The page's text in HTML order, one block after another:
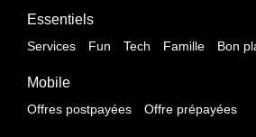
Essentiels
Services Fun Tech Famille Bon
Mobile
Offres postpayées Offre prépayées